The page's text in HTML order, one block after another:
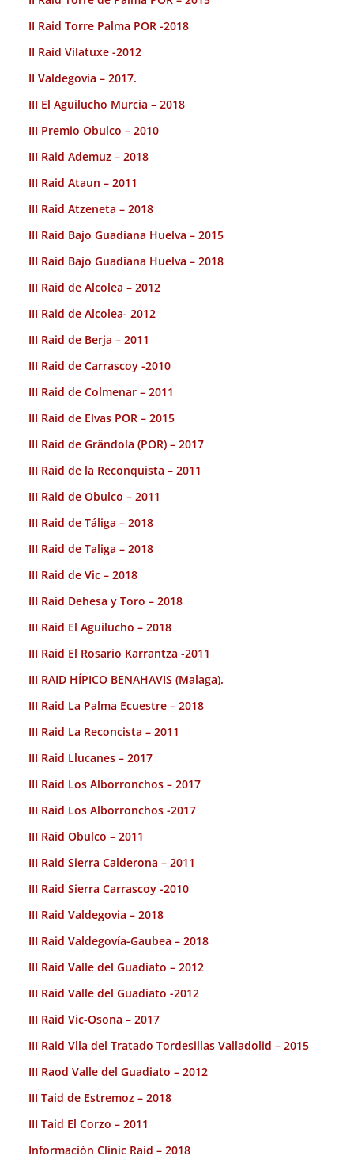
II Raid Torre Palma POR -2018
II Raid Vilatuxe -2012
II Valdegovia – 2017.
III El Aguilucho Murcia – 2018
III Premio Obulco – 2010
III Raid Ademuz – 2018
III Raid Ataun – 2011
III Raid Atzeneta – 2018
III Raid Bajo Guadiana Huelva – 2015
III Raid Bajo Guadiana Huelva – 2018
III Raid de Alcolea – 2012
III Raid de Alcolea- 2012
III Raid de Berja – 2011
III Raid de Carrascoy -2010
III Raid de Colmenar – 2011
III Raid de Elvas POR – 2015
III Raid de Grândola (POR) – 2017
III Raid de la Reconquista – 2011
III Raid de Obulco – 2011
III Raid de Táliga – 2018
III Raid de Taliga – 2018
III Raid de Vic – 2018
III Raid Dehesa y Toro – 2018
III Raid El Aguilucho – 2018
III Raid El Rosario Karrantza -2011
III RAID HÍPICO BENAHAVIS (Malaga).
III Raid La Palma Ecuestre – 2018
III Raid La Reconcista – 2011
III Raid Llucanes – 2017
III Raid Los Alborronchos – 2017
III Raid Los Alborronchos -2017
III Raid Obulco – 2011
III Raid Sierra Calderona – 2011
III Raid Sierra Carrascoy -2010
III Raid Valdegovia – 2018
III Raid Valdegovía-Gaubea – 2018
III Raid Valle del Guadiato – 2012
III Raid Valle del Guadiato -2012
III Raid Vic-Osona – 2017
III Raid Vlla del Tratado Tordesillas Valladolid – 2015
III Raod Valle del Guadiato – 2012
III Taid de Estremoz – 2018
III Taid El Corzo – 2011
Información Clinic Raid – 2018